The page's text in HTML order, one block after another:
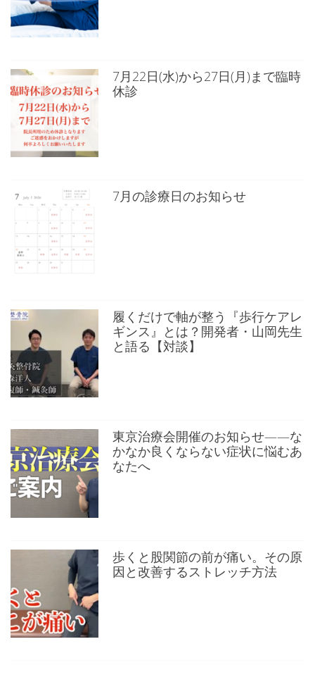
7月22日(水)から27日(月)まで臨時
休診
7月の診療日のお知らせ
履くだけで軸が整う『歩行ケアレ
ギンス』とは？開発者・山岡先生
と語る【対談】
東京治療会開催のお知らせ——な
かなか良くならない症状に悩むあ
なたへ
歩くと股関節の前が痛い。その原
因と改善するストレッチ方法